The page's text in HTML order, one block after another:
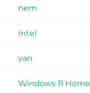
nem
Intel
van
Windows 11 Home